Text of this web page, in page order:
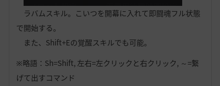
ラバムスキル。こいつを開幕に入れて即闘魂フル状態
で開始する。
また、Shift+Eの覚醒スキルでも可能。
※略語：Sh=Shift, 左右=左クリックと右クリック, ～=繋
げて出すコマンド